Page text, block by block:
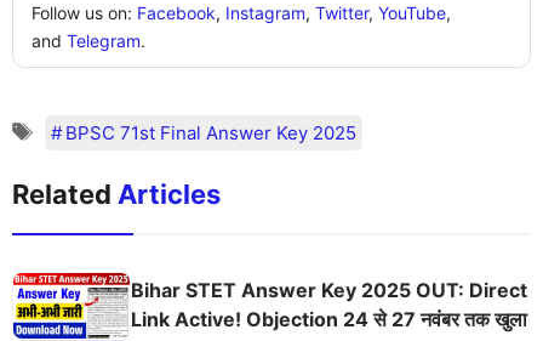
Follow us on: Facebook, Instagram, Twitter, YouTube,
and Telegram.
BPSC 71st Final Answer Key 2025
Related Articles
Bihar STET Answer Key 2025 OUT: Direct
Link Active! Objection 24 से 27 नवंबर तक खुला